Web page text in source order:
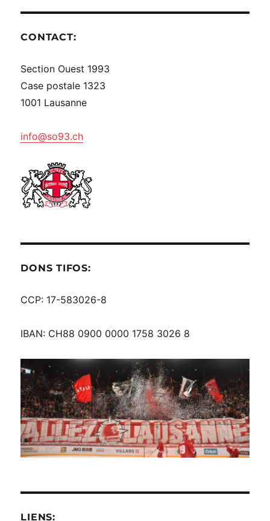
CONTACT:
Section Ouest 1993
Case postale 1323
1001 Lausanne
info@so93.ch
DONS TIFOS:
CCP: 17-583026-8
IBAN: CH88 0900 0000 1758 3026 8
LIENS: